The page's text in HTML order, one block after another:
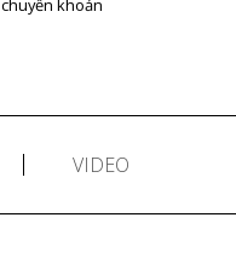
chuyển khoản
VIDEO